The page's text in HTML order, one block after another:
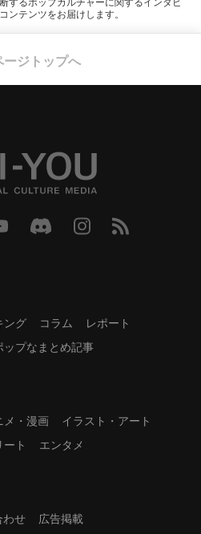
ンテンツをお届けします。
ージトップへ
ング コラム
レポート
ップなまとめ記事
メ・漫画
イラスト・アート
ート エンタメ
わせ
広告掲載